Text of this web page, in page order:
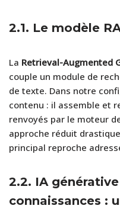
2.1. Le modèle
La Retrieval-Augmented
couple un module de
de texte. Dans notre
contenu : il assemble et
renvoyés par le moteur
approche réduit
principal reproche
2.2. IA
connaissances :